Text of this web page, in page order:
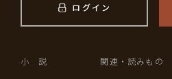
ログイン
小 説 関連・読みもの